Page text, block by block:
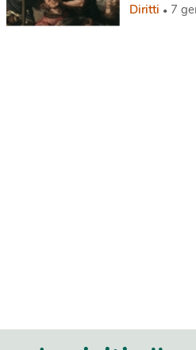
Diritti 7